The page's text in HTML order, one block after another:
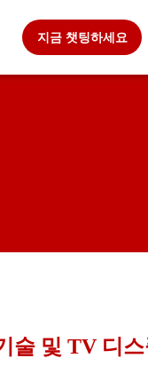
지금 챗팅하세요
술 및 TV 디스